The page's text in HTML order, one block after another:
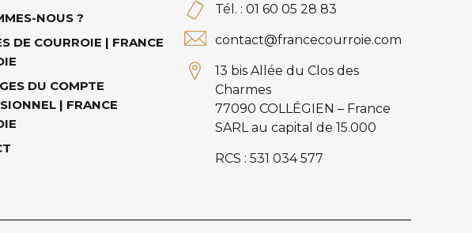
NOUS ?
DE COURROIE | FRANCE
DU COMPTE
| FRANCE
Tél. : 01 60 05 28 83
contact@francecourroie.com
13 bis Allée du Clos des
Charmes
77090 COLLÉGIEN – France
SARL au capital de 15.000
RCS : 531 034 577